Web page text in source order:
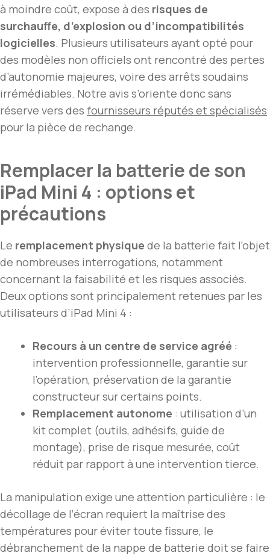
à moindre coût, expose à des risques de
surchauffe, d’explosion ou d’incompatibilités
logicielles. Plusieurs utilisateurs ayant opté pour
des modèles non officiels ont rencontré des pertes
d’autonomie majeures, voire des arrêts soudains
irrémédiables. Notre avis s’oriente donc sans
réserve vers des fournisseurs réputés et spécialisés
pour la pièce de rechange.
Remplacer la batterie de son
iPad Mini 4 : options et
précautions
Le remplacement physique de la batterie fait l’objet
de nombreuses interrogations, notamment
concernant la faisabilité et les risques associés.
Deux options sont principalement retenues par les
utilisateurs d’iPad Mini 4 :
Recours à un centre de service agréé :
intervention professionnelle, garantie sur
l’opération, préservation de la garantie
constructeur sur certains points.
Remplacement autonome : utilisation d’un
kit complet (outils, adhésifs, guide de
montage), prise de risque mesurée, coût
réduit par rapport à une intervention tierce.
La manipulation exige une attention particulière : le
décollage de l’écran requiert la maîtrise des
températures pour éviter toute fissure, le
débranchement de la nappe de batterie doit se faire